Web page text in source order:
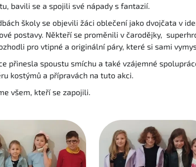
bavili se a spojili své nápady s fantazií.
školy se objevili žáci oblečení jako dvojčata v
postavy. Někteří se proměnili v čarodějky,
pro vtipné a originální páry, které si sami
přinesla spoustu smíchu a také vzájemné
kostýmů a přípravách na tuto akci.
všem, kteří se zapojili.